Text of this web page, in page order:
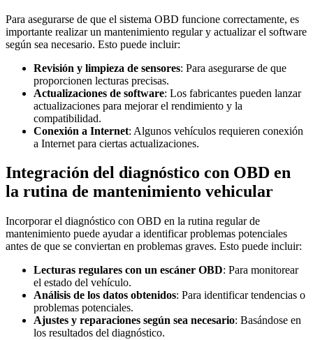
Para asegurarse de que el sistema OBD funcione correctamente, es
importante realizar un mantenimiento regular y actualizar el software
según sea necesario. Esto puede incluir:
Revisión y limpieza de sensores: Para asegurarse de que
proporcionen lecturas precisas.
Actualizaciones de software: Los fabricantes pueden lanzar
actualizaciones para mejorar el rendimiento y la
compatibilidad.
Conexión a Internet: Algunos vehículos requieren conexión
a Internet para ciertas actualizaciones.
Integración del diagnóstico con OBD en
la rutina de mantenimiento vehicular
Incorporar el diagnóstico con OBD en la rutina regular de
mantenimiento puede ayudar a identificar problemas potenciales
antes de que se conviertan en problemas graves. Esto puede incluir:
Lecturas regulares con un escáner OBD: Para monitorear
el estado del vehículo.
Análisis de los datos obtenidos: Para identificar tendencias o
problemas potenciales.
Ajustes y reparaciones según sea necesario: Basándose en
los resultados del diagnóstico.